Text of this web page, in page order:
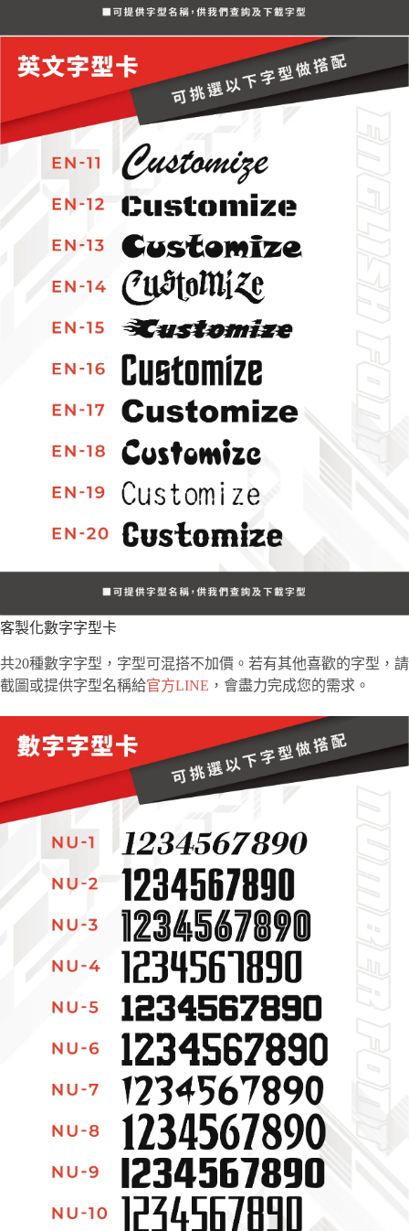
客製化數字字型卡
共20種數字字型，字型可混搭不加價。若有其他喜歡的字型，請
截圖或提供字型名稱給官方LINE ，會盡力完成您的需求。